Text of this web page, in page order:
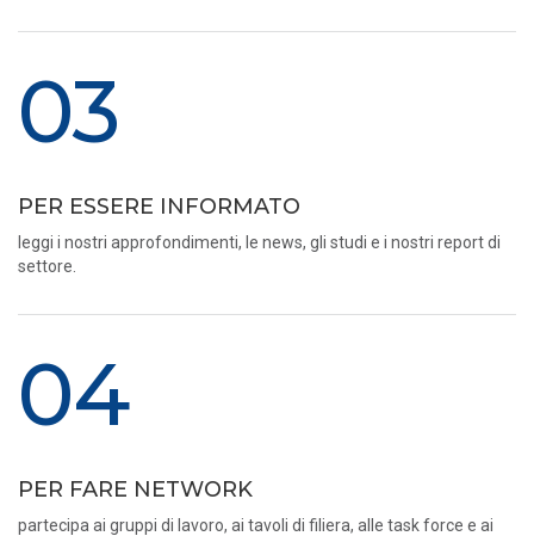
03
PER ESSERE INFORMATO
leggi i nostri approfondimenti, le news, gli studi e i nostri report di
settore.
04
PER FARE NETWORK
partecipa ai gruppi di lavoro, ai tavoli di filiera, alle task force e ai